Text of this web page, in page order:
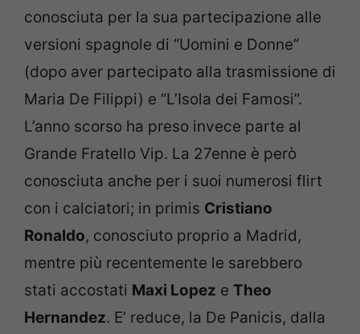
conosciuta per la sua partecipazione alle
versioni spagnole di “Uomini e Donne”
(dopo aver partecipato alla trasmissione di
Maria De Filippi) e “L’Isola dei Famosi”.
L’anno scorso ha preso invece parte al
Grande Fratello Vip. La 27enne è però
conosciuta anche per i suoi numerosi flirt
con i calciatori; in primis Cristiano
Ronaldo, conosciuto proprio a Madrid,
mentre più recentemente le sarebbero
stati accostati Maxi Lopez e Theo
Hernandez. E’ reduce, la De Panicis, dalla